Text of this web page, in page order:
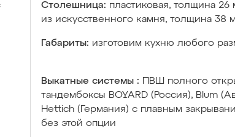
Столешница: пластиковая, толщина
из искусственного камня, толщина 38
Габариты: изготовим кухню любого
Выкатные системы :
ПВШ полного
тандембоксы BOYARD (Россия), Blum
Hettich (Германия) с плавным
без этой опции